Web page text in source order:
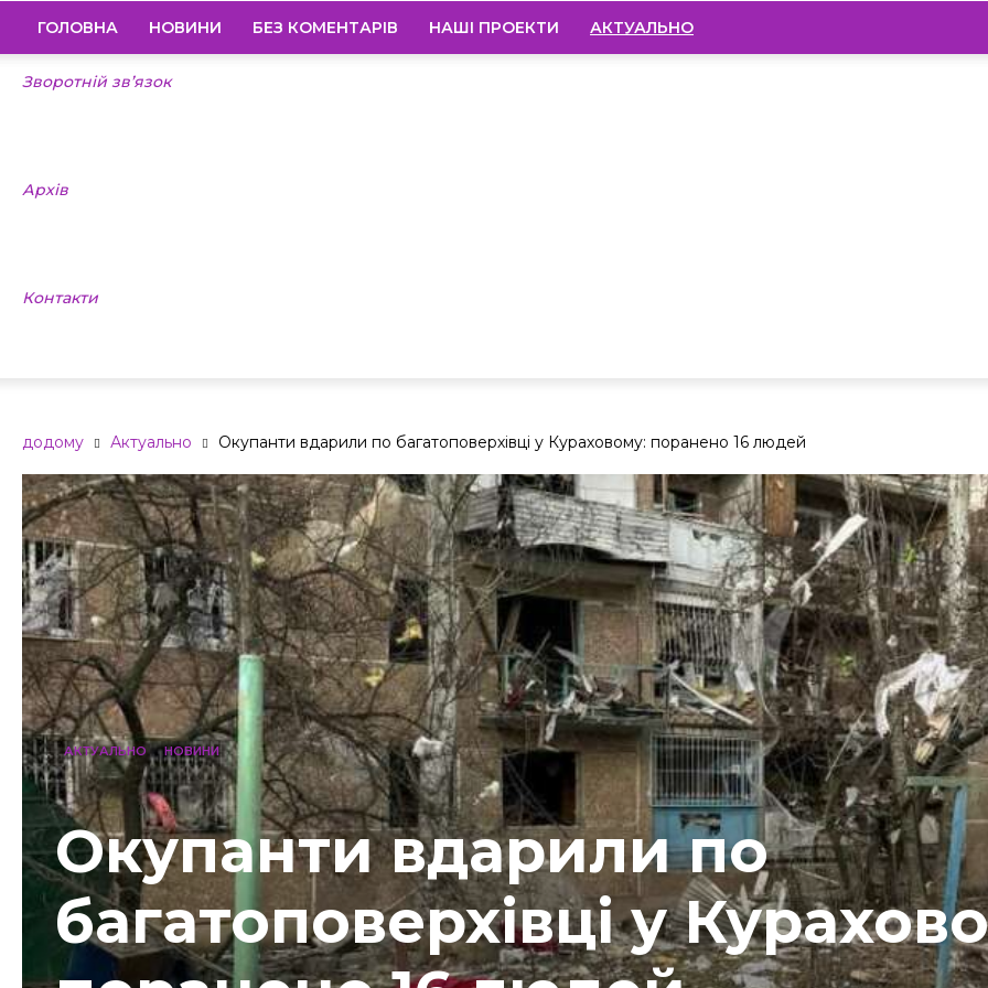
ГОЛОВНА НОВИНИ БЕЗ КОМЕНТАРІВ НАШІ ПРОЕКТИ АКТУАЛЬНО
Зворотній зв’язок
Архів
Контакти
додому Актуально Окупанти вдарили по багатоповерхівці у Кураховому: поранено 16 людей
АКТУАЛЬНО НОВИНИ
Окупанти вдарили по
багатоповерхівці у